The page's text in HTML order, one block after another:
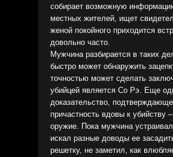
собирает возможную
местных жителей, ищет
женой покойного приходится
довольно часто.
Мужчина разбирается в таких
быстро может обнаружить
точностью может сделать
убийцей является Со Рэ. Еще
доказательство,
причастность вдовы к убийству
оружие. Пока мужчина
искал разные доводы ее
решетку, не заметил, как